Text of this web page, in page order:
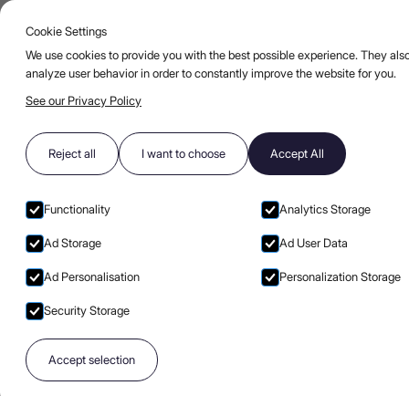
Cookie Settings
We use cookies to provide you with the best possible experience. They
analyze user behavior in order to constantly improve the website for you.
See our Privacy Policy
Reject all I want to choose Accept All
Functionality Analytics Storage
Ad Storage Ad User Data
Ad Personalisation Personalization Storage
Security Storage
Accept selection
АвторыLILIIA KIPISH
Жұптарға арналған
коктейльдер: кездесу
кешіне арналған
романтикалық арақ
сусындары
Романтикалық кеш әдетте идеядан
кештер көбінесе біз жоспарламаған кештер